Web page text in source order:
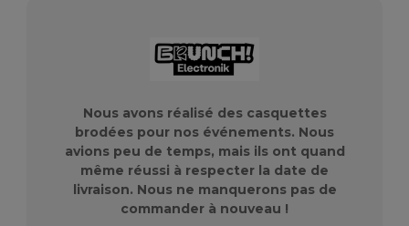
Nous avons réalisé des casquettes
brodées pour nos événements. Nous
avions peu de temps, mais ils ont quand
même réussi à respecter la date de
livraison. Nous ne manquerons pas de
commander à nouveau !